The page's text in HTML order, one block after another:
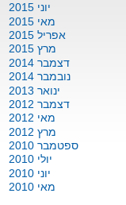
יוני 2015
מאי 2015
אפריל 2015
מרץ 2015
דצמבר 2014
נובמבר 2014
ינואר 2013
דצמבר 2012
מאי 2012
מרץ 2012
ספטמבר 2010
יולי 2010
יוני 2010
מאי 2010